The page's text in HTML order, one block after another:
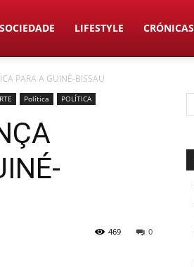
SOCIEDADE LIFESTYLE CRÓNICAS
PARA A GUINÉ-BISSAU
Política POLÍTICA
0
469